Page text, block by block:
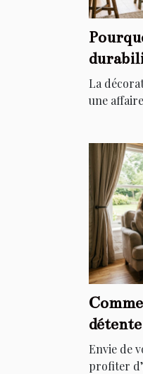
chez soi
La
une
Envie de
profiter